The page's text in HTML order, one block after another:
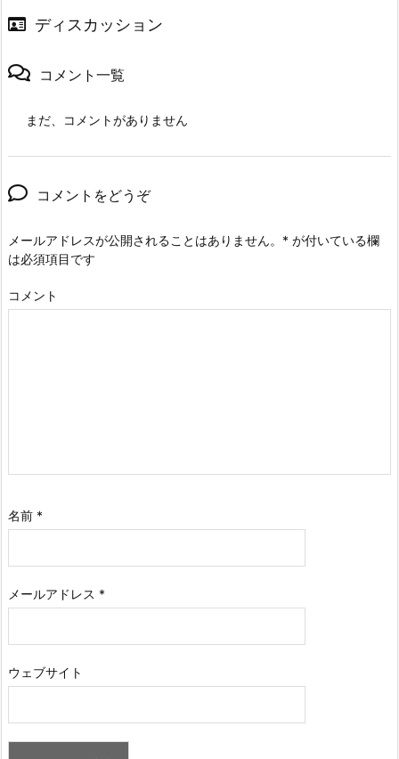
ディスカッション
コメント一覧
まだ、コメントがありません
コメントをどうぞ
メールアドレスが公開されることはありません。 * が付いている欄
は必須項目です
コメント
名前 *
メールアドレス *
ウェブサイト